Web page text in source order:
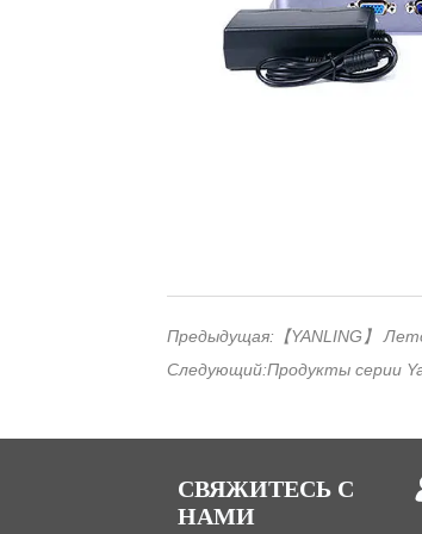
Предыдущая: 【YANLING】
Следующий:Продукты серии
СВЯЖИТЕСЬ С
НАМИ